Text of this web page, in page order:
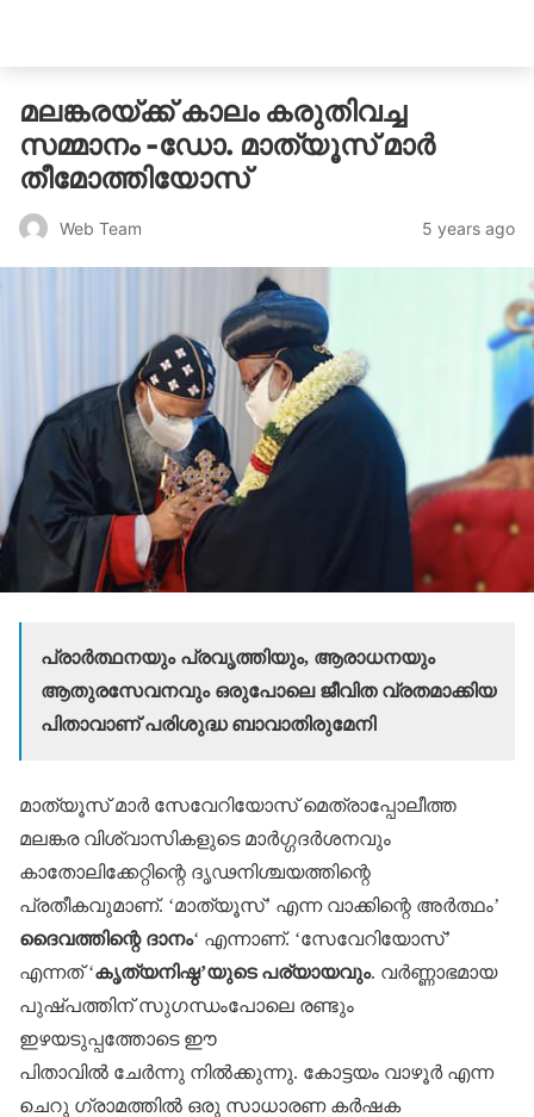
മലങ്കരയ്ക്ക് കാലം കരുതിവച്ച
സമ്മാനം -ഡോ. മാത്യൂസ് മാര്‍
തീമോത്തിയോസ്
Web Team 5 years ago
പ്രാര്‍ത്ഥനയും പ്രവൃത്തിയും, ആരാധനയും
ആതുരസേവനവും ഒരുപോലെ ജീവിത വ്രതമാക്കിയ
പിതാവാണ് പരിശുദ്ധ ബാവാതിരുമേനി
മാത്യൂസ് മാര്‍ സേവേറിയോസ് മെത്രാപ്പോലീത്ത
മലങ്കര വിശ്വാസികളുടെ മാര്‍ഗ്ഗദര്‍ശനവും
കാതോലിക്കേറ്റിന്റെ ദൃഢനിശ്ചയത്തിന്റെ
പ്രതീകവുമാണ്. ‘മാത്യൂസ്’ എന്ന വാക്കിന്റെ അര്‍ത്ഥം’
ദൈവത്തിന്റെ ദാനം‘ എന്നാണ്. ‘സേവേറിയോസ്’
എന്നത് ‘കൃത്യനിഷ്ഠ’യുടെ പര്യായവും. വര്‍ണ്ണാഭമായ
പുഷ്പത്തിന് സുഗന്ധംപോലെ രണ്ടും
ഇഴയടുപ്പത്തോടെ ഈ
പിതാവില്‍ ചേര്‍ന്നു നില്‍ക്കുന്നു. കോട്ടയം വാഴൂര്‍ എന്ന
ചെറു ഗ്രാമത്തില്‍ ഒരു സാധാരണ കര്‍ഷക